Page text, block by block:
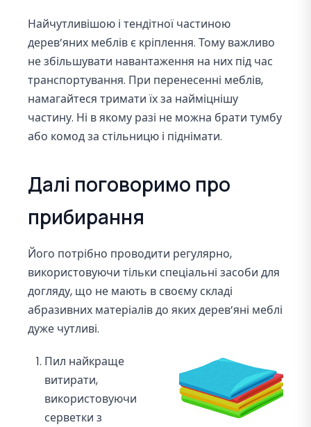
Найчутливішою і тендітної частиною
дерев’яних меблів є кріплення. Тому важливо
не збільшувати навантаження на них під час
транспортування. При перенесенні меблів,
намагайтеся тримати їх за найміцнішу
частину. Ні в якому разі не можна брати тумбу
або комод за стільницю і піднімати.
Далі поговоримо про
прибирання
Його потрібно проводити регулярно,
використовуючи тільки спеціальні засоби для
догляду, що не мають в своєму складі
абразивних матеріалів до яких дерев’яні меблі
дуже чутливі.
Пил найкраще
витирати,
використовуючи
серветки з